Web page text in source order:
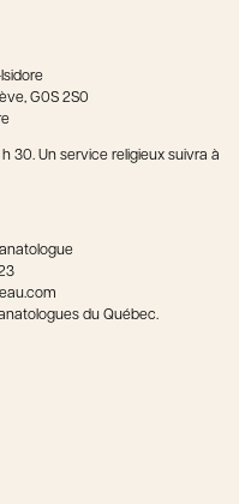
G0S 2S0
30. Un service religieux suivra à
du Québec.